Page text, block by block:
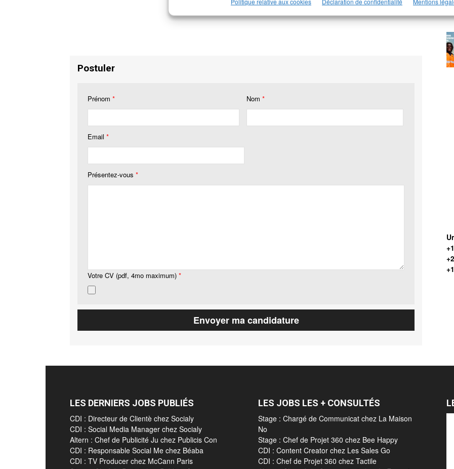
Postuler
Prénom * Nom *
Email *
Présentez-vous *
Votre CV (pdf, 4mo maximum) *
LES DERNIERS JOBS PUBLIÉS
CDI : Directeur de Clientè chez Socialy
CDI : Social Media Manager chez Socialy
Altern : Chef de Publicité Ju chez Publicis Con
CDI : Responsable Social Me chez Béaba
CDI : TV Producer chez McCann Paris
LES JOBS LES + CONSULTÉS
Stage : Chargé de Communicat chez La Maison
No
Stage : Chef de Projet 360 chez Bee Happy
CDI : Content Creator chez Les Sales Go
CDI : Chef de Projet 360 chez Tactile